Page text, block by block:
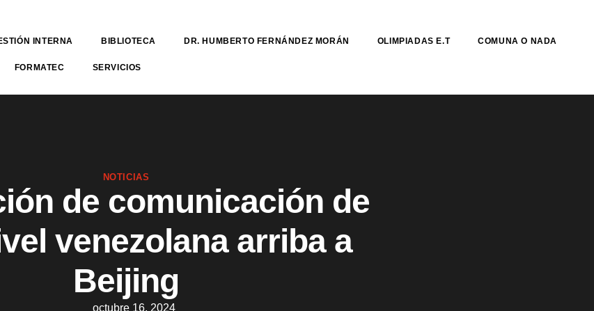
INTERNA BIBLIOTECA DR. HUMBERTO FERNÁNDEZ MORÁN OLIMPIADAS E.T COMUNA O NADA
FORMATEC SERVICIOS
NOTICIAS
de comunicación de
venezolana arriba a
Beijing
octubre 16, 2024